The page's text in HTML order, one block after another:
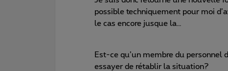
possible techniquement pour moi
le cas encore jusque la…
Est-ce qu’un membre du
essayer de rétablir la situation?